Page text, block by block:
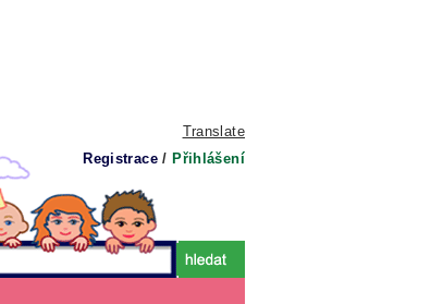
Translate
Registrace / Přihlášení